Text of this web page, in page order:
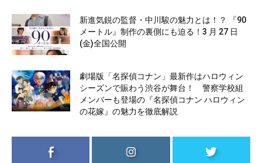
新進気鋭の監督・中川駿の魅力とは！？ 『90
メートル』制作の裏側にも迫る！3 月 27 日
(金)全国公開
劇場版「名探偵コナン」最新作はハロウィン
シーズンで賑わう渋谷が舞台！ 警察学校組
メンバーも登場の『名探偵コナン ハロウィン
の花嫁』の魅力を徹底解説